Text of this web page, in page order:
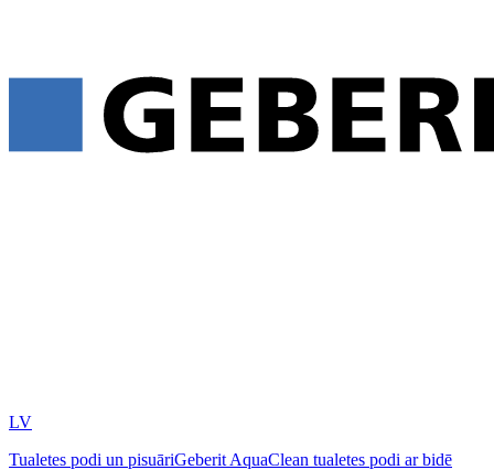
LV
Tualetes podi un pisuāriGeberit AquaClean tualetes podi ar bidē